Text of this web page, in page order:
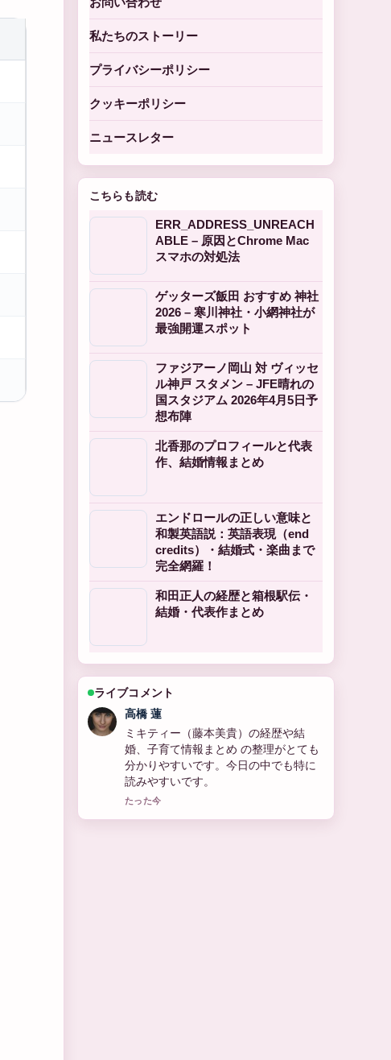
私たちのストーリー
プライバシーポリシー
クッキーポリシー
ニュースレター
こちらも読む
ERR_ADDRESS_UNREACH
ABLE – 原因とChrome Mac
スマホの対処法
ゲッターズ飯田 おすすめ 神社
2026 – 寒川神社・小網神社が
最強開運スポット
ファジアーノ岡山 対 ヴィッセ
ル神戸 スタメン – JFE晴れの
国スタジアム 2026年4月5日予
想布陣
北香那のプロフィールと代表
作、結婚情報まとめ
エンドロールの正しい意味と
和製英語説：英語表現（end
credits）・結婚式・楽曲まで
完全網羅！
和田正人の経歴と箱根駅伝・
結婚・代表作まとめ
ライブコメント
佐藤 遥
石黒賢のプロフィールと家族構成、現
在の活動まとめ を追っていますが、こ
の解説は落ち着いていて信頼できま
す。
3 分前